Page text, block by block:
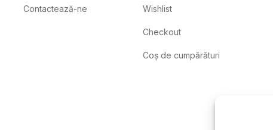
Contactează-ne Wishlist
Checkout
Coș de cumpărături